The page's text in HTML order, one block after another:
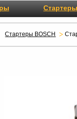
Стартеры
Стартеры BOSCH